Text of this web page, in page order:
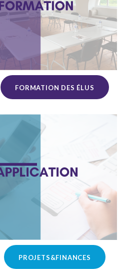
FORMATION DES ÉLUS
PROJETS&FINANCES